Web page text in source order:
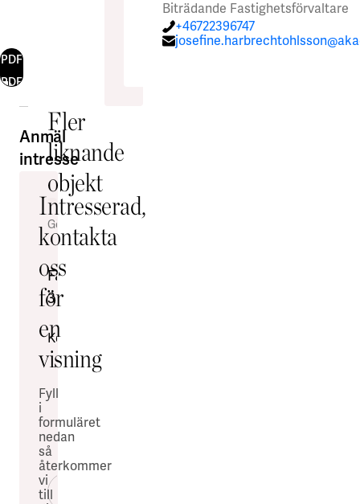
PDF
PDF
Biträdande Fastighetsförvaltare
+46722396747
Anmäl
intresse
Intresserad,
kontakta
oss
för
en
visning
Fyll
i
formuläret
nedan
så
återkommer
vi
till
Fler
liknande
objekt
Göteborg
m²
Fågelsången
3
Kontor
Göteborg
20
Medicinaregatan
Kontor
Göteborg
900
Industri
Kontor
Övrigt